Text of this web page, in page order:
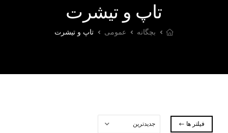
تاپ و تیشرت
بچگانه عمومی تاپ و تیشرت
فیلتر ها